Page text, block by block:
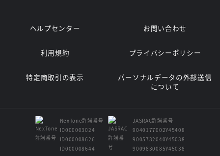
ヘルプセンター お問い合わせ
利用規約 プライバシーポリシー
特定商取引の表示
パーソナルデータの外部送信
について
NexTone許諾番号
ID000003024
ID000008626
ID000008644
JASRAC許諾番号
9040177002Y45408
9005732040Y45038
9009830085Y45038